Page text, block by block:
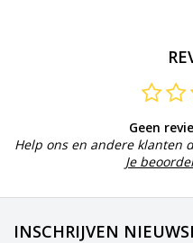
Geen
Help ons en andere klanten
Je
INSCHRIJVEN